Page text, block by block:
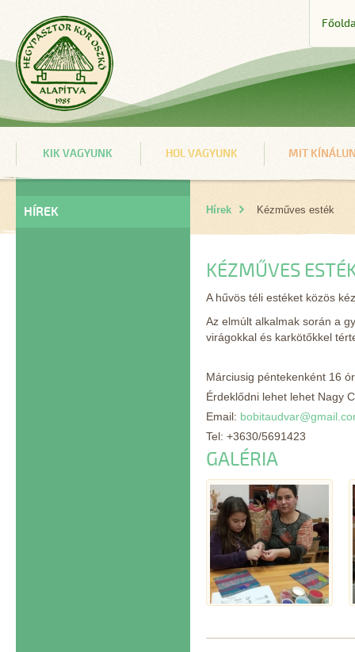
KIK VAGYUNK HOL VAGYUNK MIT
HÍREK Hírek Kézműves esték
KÉZMŰVES
A hűvös téli estéket közös
Az elmúlt alkalmak során a
virágokkal és karkötőkkel
Márciusig péntekenként 16
Érdeklődni lehet lehet Nagy
Email:
Tel: +3630/5691423
GALÉRIA